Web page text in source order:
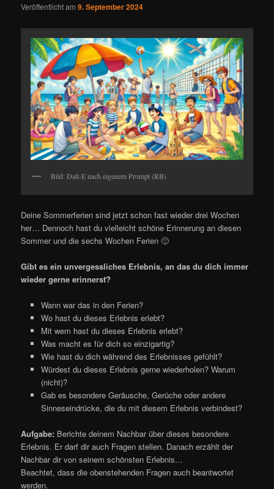
Veröffentlicht am9. September 2024
Bild: Dall-E nach eigenem Prompt (RB)
Deine Sommerferien sind jetzt schon fast wieder drei Wochen
her… Dennoch hast du vielleicht schöne Erinnerung an diesen
Sommer und die sechs Wochen Ferien 🙂
Gibt es ein unvergessliches Erlebnis, an das du dich immer
wieder gerne erinnerst?
Wann war das in den Ferien?
Wo hast du dieses Erlebnis erlebt?
Mit wem hast du dieses Erlebnis erlebt?
Was macht es für dich so einzigartig?
Wie hast du dich während des Erlebnisses gefühlt?
Würdest du dieses Erlebnis gerne wiederholen? Warum
(nicht)?
Gab es besondere Geräusche, Gerüche oder andere
Sinneseindrücke, die du mit diesem Erlebnis verbindest?
Aufgabe: Berichte deinem Nachbar über dieses besondere
Erlebnis. Er darf dir auch Fragen stellen. Danach erzählt der
Nachbar dir von seinem schönsten Erlebnis…
Beachtet, dass die obenstehenden Fragen auch beantwortet
werden.